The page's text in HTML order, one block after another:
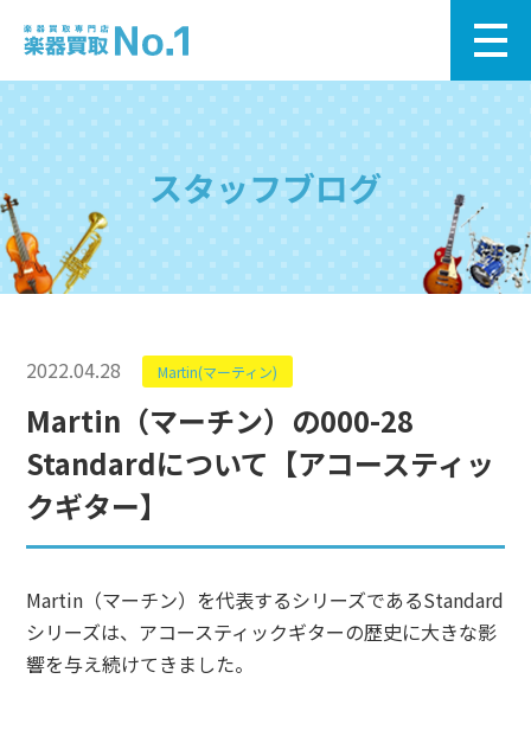
スタッフブログ
2022.04.28 Martin(マーティン)
Martin（マーチン）の000-28
Standardについて【アコースティッ
クギター】
Martin（マーチン）を代表するシリーズであるStandard
シリーズは、アコースティックギターの歴史に大きな影
響を与え続けてきました。